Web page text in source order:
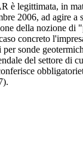
è legittimata, in
2006, ad agire a
della nozione di
concreto
sonde
del settore di